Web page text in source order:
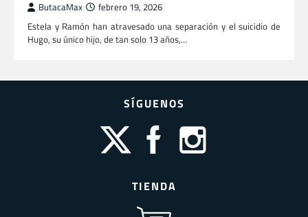
ButacaMax febrero 19, 2026
Estela y Ramón han atravesado una separación y el suicidio de
Hugo, su único hijo, de tan solo 13 años,…
SÍGUENOS
TIENDA